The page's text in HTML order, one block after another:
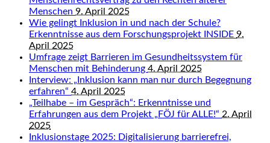
Menschen 9. April 2025
Wie gelingt Inklusion in und nach der Schule?
Erkenntnisse aus dem Forschungsprojekt INSIDE 9.
April 2025
Umfrage zeigt Barrieren im Gesundheitssystem für
Menschen mit Behinderung 4. April 2025
Interview: „Inklusion kann man nur durch Begegnung
erfahren“ 4. April 2025
„Teilhabe – im Gespräch“: Erkenntnisse und
Erfahrungen aus dem Projekt „FÖJ für ALLE!“ 2. April
2025
Inklusionstage 2025: Digitalisierung barrierefrei,